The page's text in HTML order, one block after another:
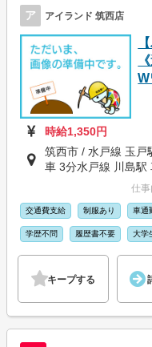
ア アイランド 筑西店
時給1,350円
筑西市 / 水戸線 玉戸
車 3分水戸線 川島駅
仕
交通費支給 制服あり 車通
学歴不問 履歴書不要 大学
キープする